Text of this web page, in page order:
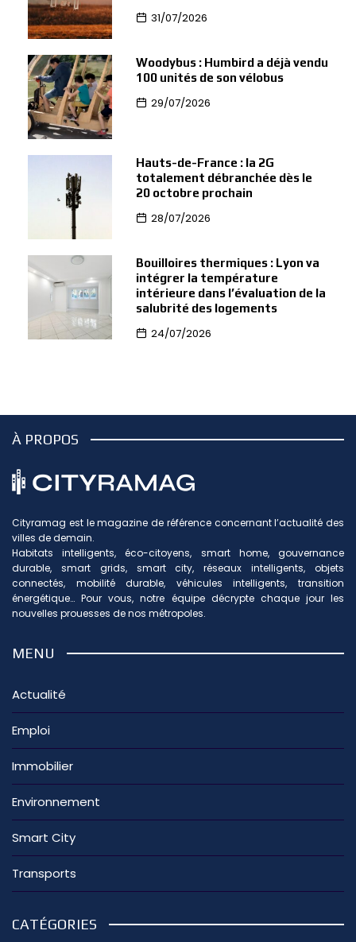
31/07/2026
Woodybus : Humbird a déjà vendu
100 unités de son vélobus
29/07/2026
Hauts-de-France : la 2G
totalement débranchée dès le
20 octobre prochain
28/07/2026
Bouilloires thermiques : Lyon va
intégrer la température
intérieure dans l’évaluation de la
salubrité des logements
24/07/2026
À PROPOS
Cityramag est le magazine de référence concernant l’actualité des
villes de demain.
Habitats intelligents, éco-citoyens, smart home, gouvernance
durable, smart grids, smart city, réseaux intelligents, objets
connectés, mobilité durable, véhicules intelligents, transition
énergétique… Pour vous, notre équipe décrypte chaque jour les
nouvelles prouesses de nos métropoles.
MENU
Actualité
Emploi
Immobilier
Environnement
Smart City
Transports
CATÉGORIES